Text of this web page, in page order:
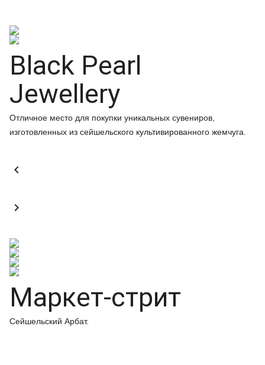
Black Pearl
Jewellery
Отличное место для покупки уникальных сувениров,
изготовленных из сейшельского культивированного жемчуга.


Маркет-стрит
Сейшельский Арбат.